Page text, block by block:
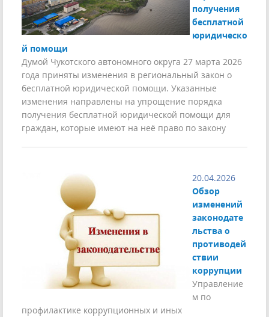
получения
бесплатной
юридическо
й помощи
Думой Чукотского автономного округа 27 марта 2026
года приняты изменения в региональный закон о
бесплатной юридической помощи. Указанные
изменения направлены на упрощение порядка
получения бесплатной юридической помощи для
граждан, которые имеют на неё право по закону
20.04.2026
Обзор
изменений
законодате
льства о
противодей
ствии
коррупции
Управление
м по
профилактике коррупционных и иных